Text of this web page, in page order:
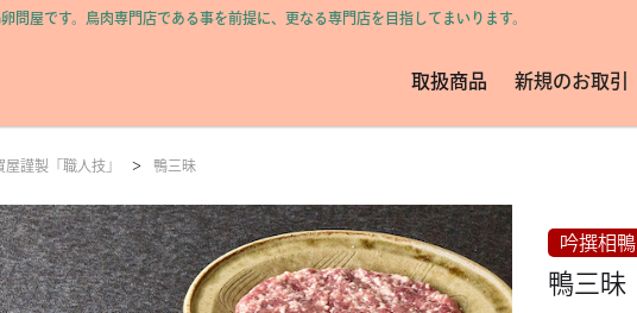
問屋です。鳥肉専門店である事を前提に、更なる専門店を目指してまいります。
取扱商品 新規のお取引
屋謹製「職人技」 > 鴨三昧
吟撰相鴨
鴨三昧